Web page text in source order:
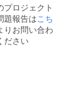
セージ
機能よ
り確認
メッ
セージ
プロジェクト
題報告はこち
りお問い合わ
ださい